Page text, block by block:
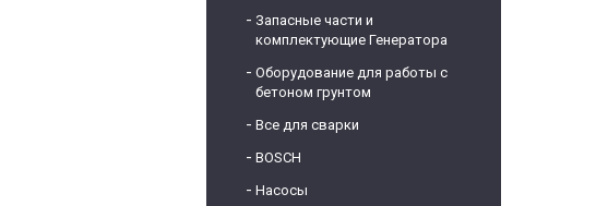
Запасные части и
комплектующие Генератора
Оборудование для работы с
бетоном грунтом
Все для сварки
BOSCH
Насосы